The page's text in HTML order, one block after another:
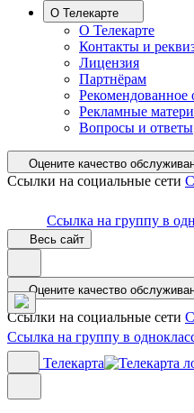
О Телекарте
О Телекарте
Контакты и
Лицензия
Партнёрам
Рекомендованное
Рекламные
Вопросы и ответы
Оцените качество
Ссылки на социальные сети
Ссылка на группу в
Весь сайт
Оцените качество
Ссылки на социальные сети
Ссылка на группу в
Телекарта